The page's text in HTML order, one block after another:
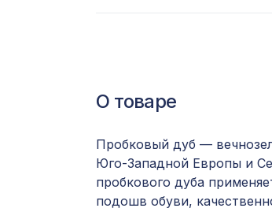
О товаре
Пробковый дуб —
Юго-Западной Европы и
пробкового дуба
подошв обуви,